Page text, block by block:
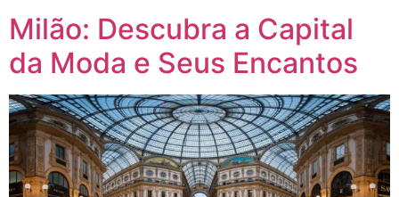
Milão: Descubra a Capital
da Moda e Seus Encantos